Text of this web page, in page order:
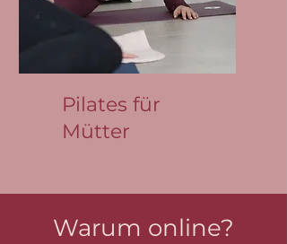
Pilates für
Mütter
Warum online?